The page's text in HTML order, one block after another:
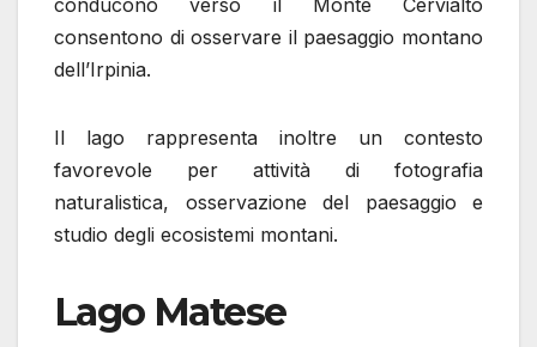
conducono verso il Monte Cervialto
consentono di osservare il paesaggio montano
dell’Irpinia.
Il lago rappresenta inoltre un contesto
favorevole per attività di fotografia
naturalistica, osservazione del paesaggio e
studio degli ecosistemi montani.
Lago Matese